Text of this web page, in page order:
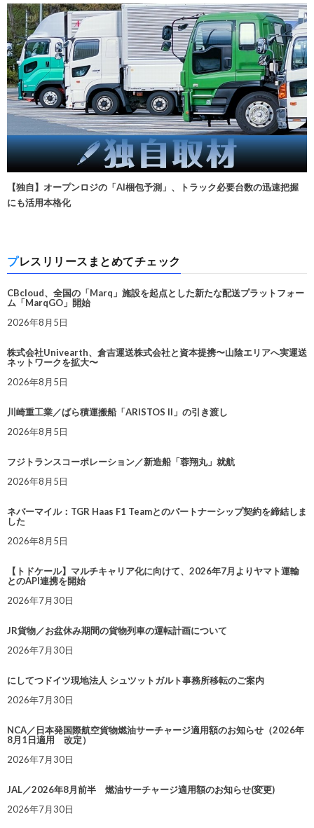
【独自】オープンロジの「AI梱包予測」、トラック必要台数の迅速把握
にも活用本格化
プレスリリースまとめてチェック
CBcloud、全国の「Marq」施設を起点とした新たな配送プラットフォー
ム「MarqGO」開始
2026年8月5日
株式会社Univearth、倉吉運送株式会社と資本提携〜山陰エリアへ実運送
ネットワークを拡大〜
2026年8月5日
川崎重工業／ばら積運搬船「ARISTOS II」の引き渡し
2026年8月5日
フジトランスコーポレーション／新造船「蓉翔丸」就航
2026年8月5日
ネバーマイル：TGR Haas F1 Teamとのパートナーシップ契約を締結しま
した
2026年8月5日
【トドケール】マルチキャリア化に向けて、2026年7月よりヤマト運輸
とのAPI連携を開始
2026年7月30日
JR貨物／お盆休み期間の貨物列車の運転計画について
2026年7月30日
にしてつドイツ現地法人 シュツットガルト事務所移転のご案内
2026年7月30日
NCA／日本発国際航空貨物燃油サーチャージ適用額のお知らせ（2026年
8月1日適用 改定）
2026年7月30日
JAL／2026年8月前半 燃油サーチャージ適用額のお知らせ(変更)
2026年7月30日